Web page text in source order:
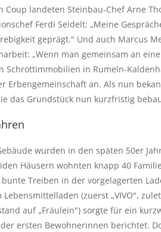
Coup landeten Steinbau-Chef Arne
Ferdi Seidelt: „Meine
geprägt." Und auch Marcus
„Wenn man gemeinsam an
in Rumeln-
Erbengemeinschaft an. Als nun
das Grundstück nun kurzfristig
wurden in den späten 50er
Häusern wohnten knapp 40
Treiben in der vorgelagerten
(zuerst „VIVO",
auf „Fräulein") sorgte für ein
ersten Bewohnerinnen berichtet.